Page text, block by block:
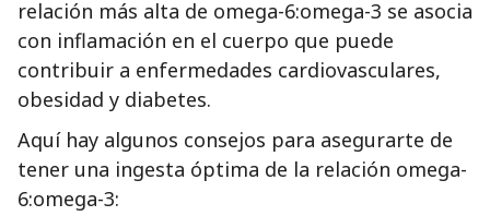
relación más alta de omega-6:omega-3 se asocia
con inflamación en el cuerpo que puede
contribuir a enfermedades cardiovasculares,
obesidad y diabetes.
Aquí hay algunos consejos para asegurarte de
tener una ingesta óptima de la relación omega-
6:omega-3: